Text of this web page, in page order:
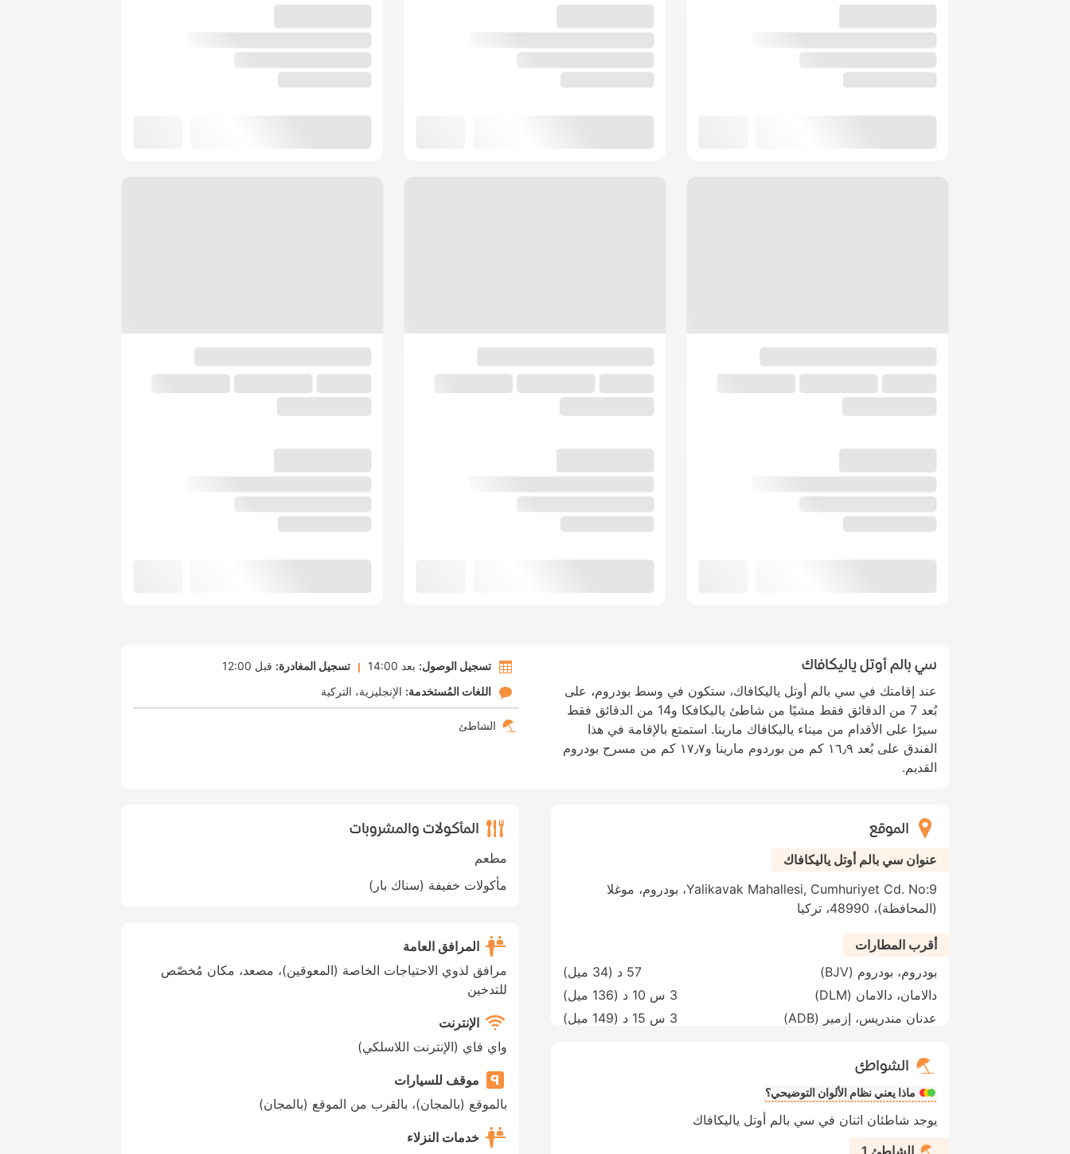
سي بالم أوتل ياليكافاك
عند إقامتك في سي بالم أوتل ياليكافاك، ستكون في وسط بودروم، على
بُعد 7 من الدقائق فقط مشيًا من شاطئ ياليكافكا و14 من الدقائق فقط
سيرًا على الأقدام من ميناء ياليكافاك مارينا. استمتع بالإقامة في هذا
الفندق على بُعد ١٦٫٩ كم من بوردوم مارينا و١٧٫٧ كم من مسرح بودروم
القديم.
تسجيل الوصول: بعد 14:00 تسجيل المغادرة: قبل 12:00
اللغات المُستخدمة: الإنجليزية التركية
الشاطئ
الموقع
عنوان سي بالم أوتل ياليكافاك
Yalikavak Mahallesi, Cumhuriyet Cd. No:9، بودروم، موغلا
(المحافظة)، 48990، تركيا
أقرب المطارات
بودروم، بودروم (BJV)
57 د ( 34 ميل
)
دالامان، دالامان (DLM)
3 س 10 د ( 136 ميل
)
عدنان مندريس، إزمير (ADB)
3 س 15 د ( 149 ميل )
الشواطئ
ماذا يعني نظام الألوان التوضيحي؟
يوجد شاطئان اثنان في سي بالم أوتل ياليكافاك
الشاطئ 1
المأكولات والمشروبات
مطعم
مأكولات خفيفة (سناك بار)
المرافق العامة
مرافق لذوي الاحتياجات الخاصة (المعوقين)، مصعد، مكان مُخصّص
للتدخين
الإنترنت
واي فاي (الإنترنت اللاسلكي)
موقف للسيارات
بالموقع (بالمجان)، بالقرب من الموقع (بالمجان)
خدمات النزلاء